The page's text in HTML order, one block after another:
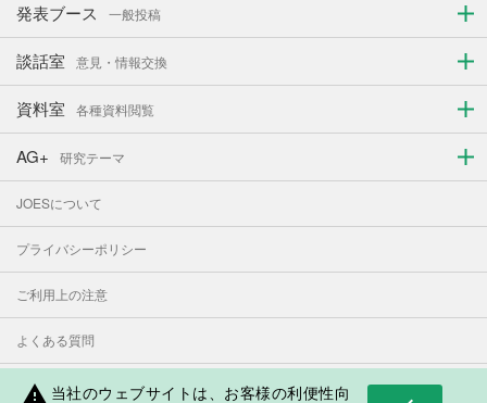
発表ブース 一般投稿
談話室 意見・情報交換
資料室 各種資料閲覧
AG+ 研究テーマ
JOESについて
プライバシーポリシー
ご利用上の注意
よくある質問
お問い合わせ
warning 当社のウェブサイトは、お客様の利便性向